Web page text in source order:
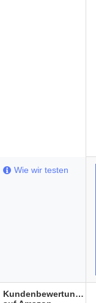
Wie wir testen
Kundenbewertungen